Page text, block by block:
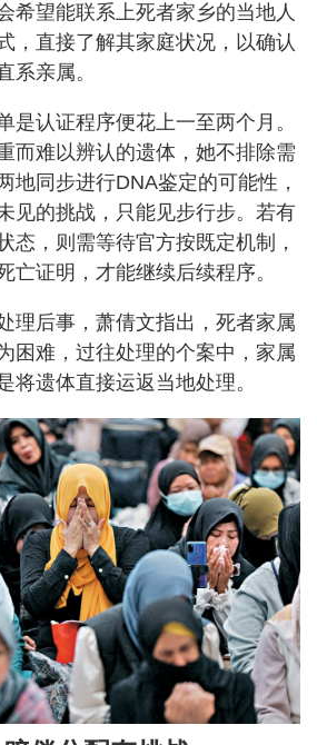
希望能联系上死者家乡的当地人
，直接了解其家庭状况，以确认
系亲属。
是认证程序便花上一至两个月。
而难以辨认的遗体，她不排除需
地同步进行DNA鉴定的可能性，
见的挑战，只能见步行步。若有
态，则需等待官方按既定机制，
亡证明，才能继续后续程序。
理后事，萧倩文指出，死者家属
困难，过往处理的个案中，家属
将遗体直接运返当地处理。